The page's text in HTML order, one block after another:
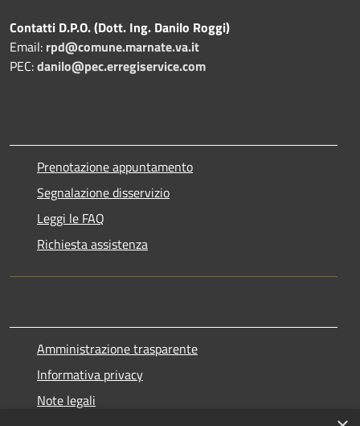
Contatti D.P.O. (Dott. Ing. Danilo Roggi)
Email: rpd@comune.marnate.va.it
PEC:danilo@pec.erregiservice.com
Prenotazione appuntamento
Segnalazione disservizio
Leggi le FAQ
Richiesta assistenza
Amministrazione trasparente
Informativa privacy
Note legali